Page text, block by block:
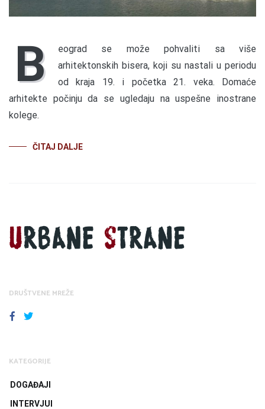
B
eograd se može pohvaliti sa više
arhitektonskih bisera, koji su nastali u periodu
od kraja 19. i početka 21. veka. Domaće
arhitekte počinju da se ugledaju na uspešne inostrane
kolege.
ČITAJ DALJE
DRUŠTVENE MREŽE
FACEBOOK
TWITTER
KATEGORIJE
DOGAĐAJI
INTERVJUI